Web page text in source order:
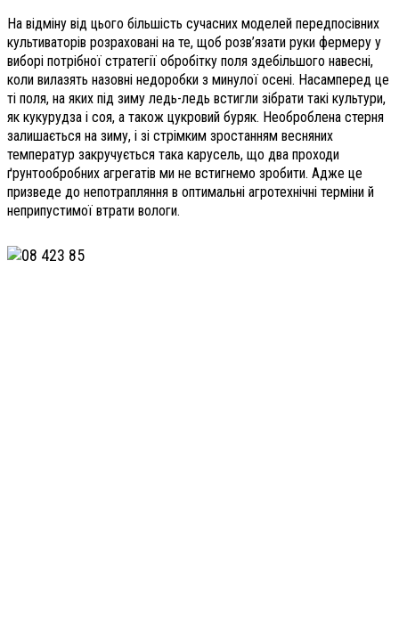
На відміну від цього більшість сучасних моделей передпосівних
культиваторів розраховані на те, щоб розв’язати руки фермеру у
виборі потрібної стратегії обробітку поля здебільшого навесні,
коли вилазять назовні недоробки з минулої осені. Насамперед це
ті поля, на яких під зиму ледь-ледь встигли зібрати такі культури,
як кукурудза і соя, а також цукровий буряк. Необроблена стерня
залишається на зиму, і зі стрімким зростанням весняних
температур закручується така карусель, що два проходи
ґрунтообробних агрегатів ми не встигнемо зробити. Адже це
призведе до непотрапляння в оптимальні агротехнічні терміни й
неприпустимої втрати вологи.